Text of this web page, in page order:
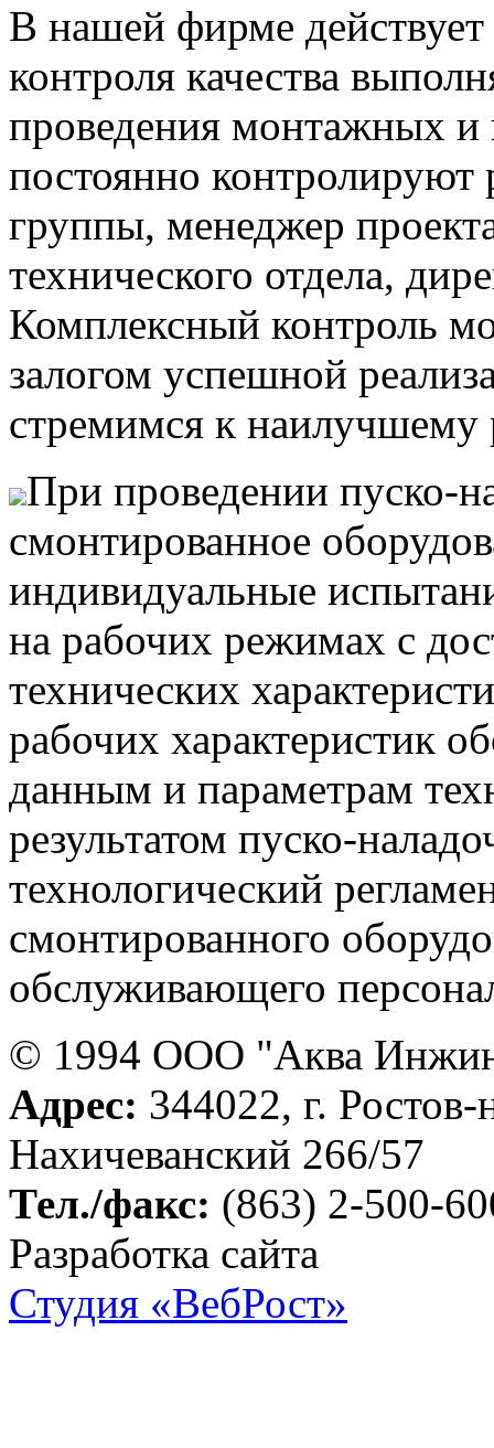
В нашей фирме действует
контроля качества
проведения монтажных и
постоянно
группы, менеджер
технического отдела,
Комплексный контроль
залогом успешной
стремимся к наилучшему
При проведении пуско-
смонтированное
индивидуальные
на рабочих режимах с
технических
рабочих характеристик
данным и параметрам
результатом пуско-
технологический
смонтированного
обслуживающего
© 1994 ООО "Аква
Адрес: 344022, г.
Нахичеванский 266/57
Тел./факс: (863) 2-500-
Разработка сайта
Студия «ВебРост»